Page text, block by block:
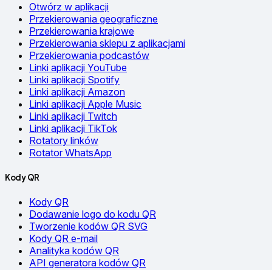
Otwórz w aplikacji
Przekierowania geograficzne
Przekierowania krajowe
Przekierowania sklepu z aplikacjami
Przekierowania podcastów
Linki aplikacji YouTube
Linki aplikacji Spotify
Linki aplikacji Amazon
Linki aplikacji Apple Music
Linki aplikacji Twitch
Linki aplikacji TikTok
Rotatory linków
Rotator WhatsApp
Kody QR
Kody QR
Dodawanie logo do kodu QR
Tworzenie kodów QR SVG
Kody QR e-mail
Analityka kodów QR
API generatora kodów QR